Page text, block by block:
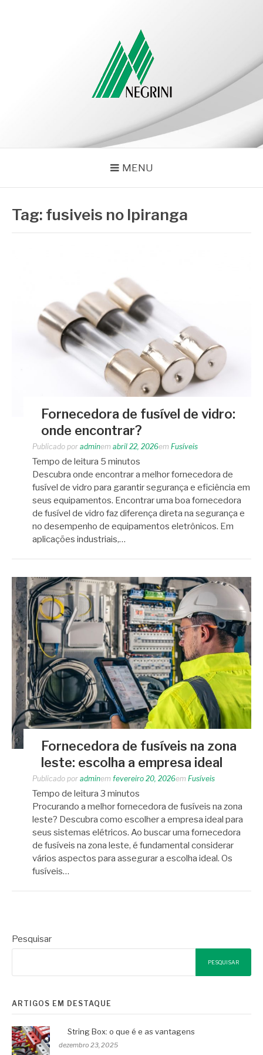
MENU
Tag: fusiveis no Ipiranga
Fornecedora de fusível de vidro:
onde encontrar?
Publicado por adminem abril 22, 2026em Fusíveis
Tempo de leitura 5 minutos
Descubra onde encontrar a melhor fornecedora de
fusível de vidro para garantir segurança e eficiência em
seus equipamentos. Encontrar uma boa fornecedora
de fusível de vidro faz diferença direta na segurança e
no desempenho de equipamentos eletrônicos. Em
aplicações industriais,…
Fornecedora de fusíveis na zona
leste: escolha a empresa ideal
Publicado por adminem fevereiro 20, 2026em Fusíveis
Tempo de leitura 3 minutos
Procurando a melhor fornecedora de fusíveis na zona
leste? Descubra como escolher a empresa ideal para
seus sistemas elétricos. Ao buscar uma fornecedora
de fusíveis na zona leste, é fundamental considerar
vários aspectos para assegurar a escolha ideal. Os
fusíveis…
Pesquisar
PESQUISAR
ARTIGOS EM DESTAQUE
String Box: o que é e as vantagens
dezembro 23, 2025